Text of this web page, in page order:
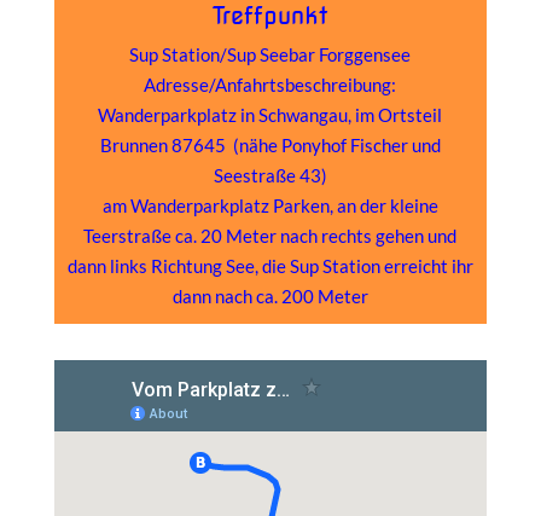
Treffpunkt
Sup Station/Sup Seebar Forggensee
Adresse/Anfahrtsbeschreibung:
Wanderparkplatz in Schwangau, im Ortsteil
Brunnen 87645 (nähe Ponyhof Fischer und
Seestraße 43)
am Wanderparkplatz Parken, an der kleine
Teerstraße ca. 20 Meter nach rechts gehen und
dann links Richtung See, die Sup Station erreicht ihr
dann nach ca. 200 Meter